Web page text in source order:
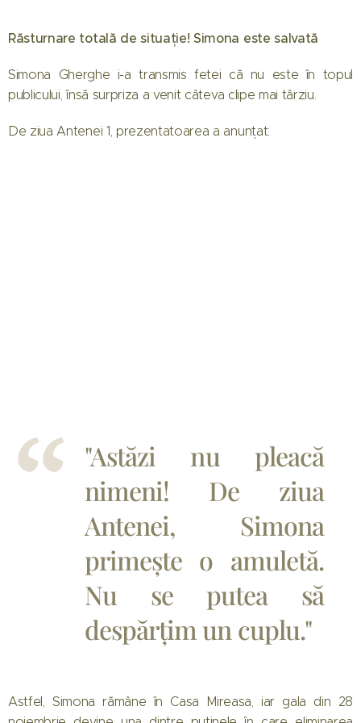
Răsturnare totală de situație! Simona este salvată
Simona Gherghe i-a transmis fetei că nu este în topul
publicului, însă surpriza a venit câteva clipe mai târziu.
De ziua Antenei 1, prezentatoarea a anunțat:
"Astăzi nu pleacă
nimeni! De ziua
Antenei, Simona
primește o amuletă.
Nu se putea să
despărțim un cuplu."
Astfel, Simona rămâne în Casa Mireasa, iar gala din 28